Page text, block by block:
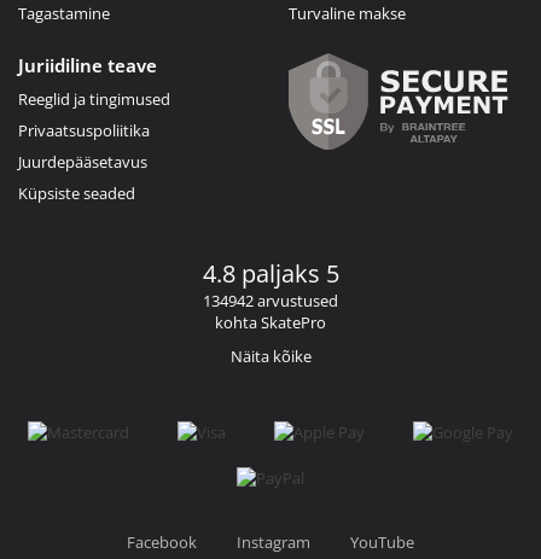
Tagastamine
Turvaline makse
Juriidiline teave
Reeglid ja tingimused
Privaatsuspoliitika
Juurdepääsetavus
Küpsiste seaded
4.8 paljaks 5
134942 arvustused
kohta SkatePro
Näita kõike
Facebook Instagram YouTube